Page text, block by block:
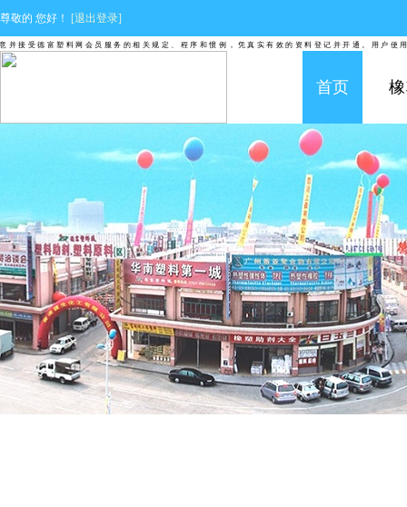
尊敬的 您好！ [退出登录]
富塑料网会员服务的相关规定、程序和惯例，凭真实有效的资料登记并开通。用户使用德
首页